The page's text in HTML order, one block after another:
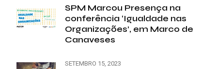
SPM Marcou Presença na
conferência ‘Igualdade nas
Organizações’, em Marco de
Canaveses
SETEMBRO 15, 2023